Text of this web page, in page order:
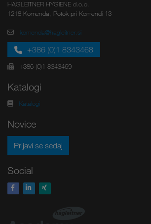
HAGLEITNER HYGIENE d.o.o.
1218 Komenda, Potok pri Komendi 13
komenda@hagleitner.si
+386 (0)1 8343468
+386 (0)1 8343469
Katalogi
Katalogi
Novice
Prijavi se sedaj
Social